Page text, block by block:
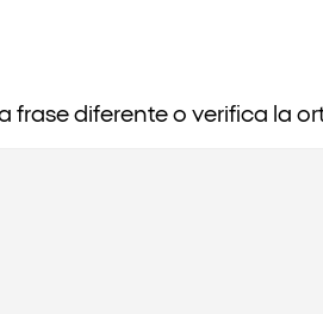
frase diferente o verifica la